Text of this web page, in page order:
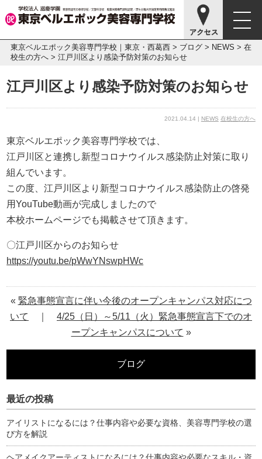
東京ベルエポック美容専門学校｜東京・西葛西> ブログ> NEWS > 在
校生の方へ> 江戸川区より感染予防対策のお知らせ
江戸川区より感染予防対策のお知らせ
2021.04.14 | NEWS 在校生の方へ
東京ベルエポック美容専門学校では、
江戸川区と連携し新型コロナウイルス感染防止対策に取り
組んでいます。
この度、江戸川区より新型コロナウイルス感染防止の啓発
用YouTube動画が完成しましたので
本校ホームページでも掲載させて頂きます。
〇江戸川区からのお知らせ
https://youtu.be/pWwYNswpHWc
« 緊急事態宣言に伴い今後のオープンキャンパス対応につ
いて
4/25（日）～5/11（火）緊急事態宣言下でのオ
ープンキャンパスについて »
ブログ
最近の投稿
アイリストになるには？仕事内容や必要な資格、美容専門学校の選
び方を解説